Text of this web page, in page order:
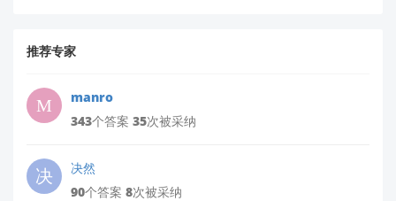
推荐专家
manro
343个答案 35次被采纳
决然
90个答案 8次被采纳